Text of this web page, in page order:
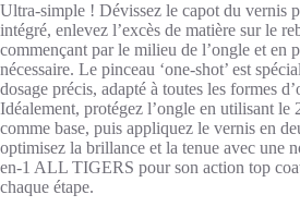
Ultra-simple ! Dévissez le capot du vernis
intégré, enlevez l’excès de matière sur le
commençant par le milieu de l’ongle et en
nécessaire. Le pinceau ‘one-shot’ est
dosage précis, adapté à toutes les formes
Idéalement, protégez l’ongle en utilisant
comme base, puis appliquez le vernis en
optimisez la brillance et la tenue avec une
en-1 ALL TIGERS pour son action top
chaque étape.